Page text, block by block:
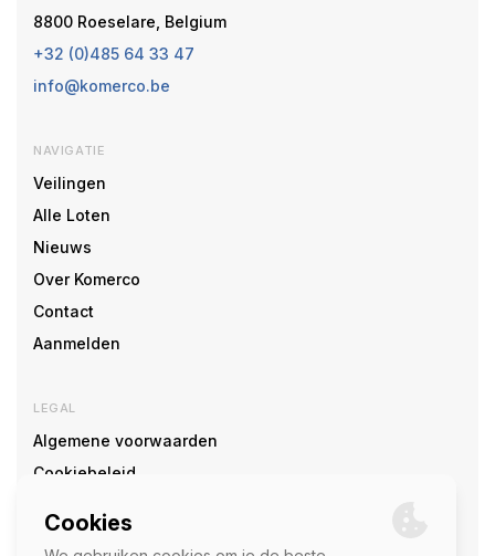
8800 Roeselare, Belgium
+32 (0)485 64 33 47
info@komerco.be
NAVIGATIE
Veilingen
Alle Loten
Nieuws
Over Komerco
Contact
Aanmelden
LEGAL
Algemene voorwaarden
Cookiebeleid